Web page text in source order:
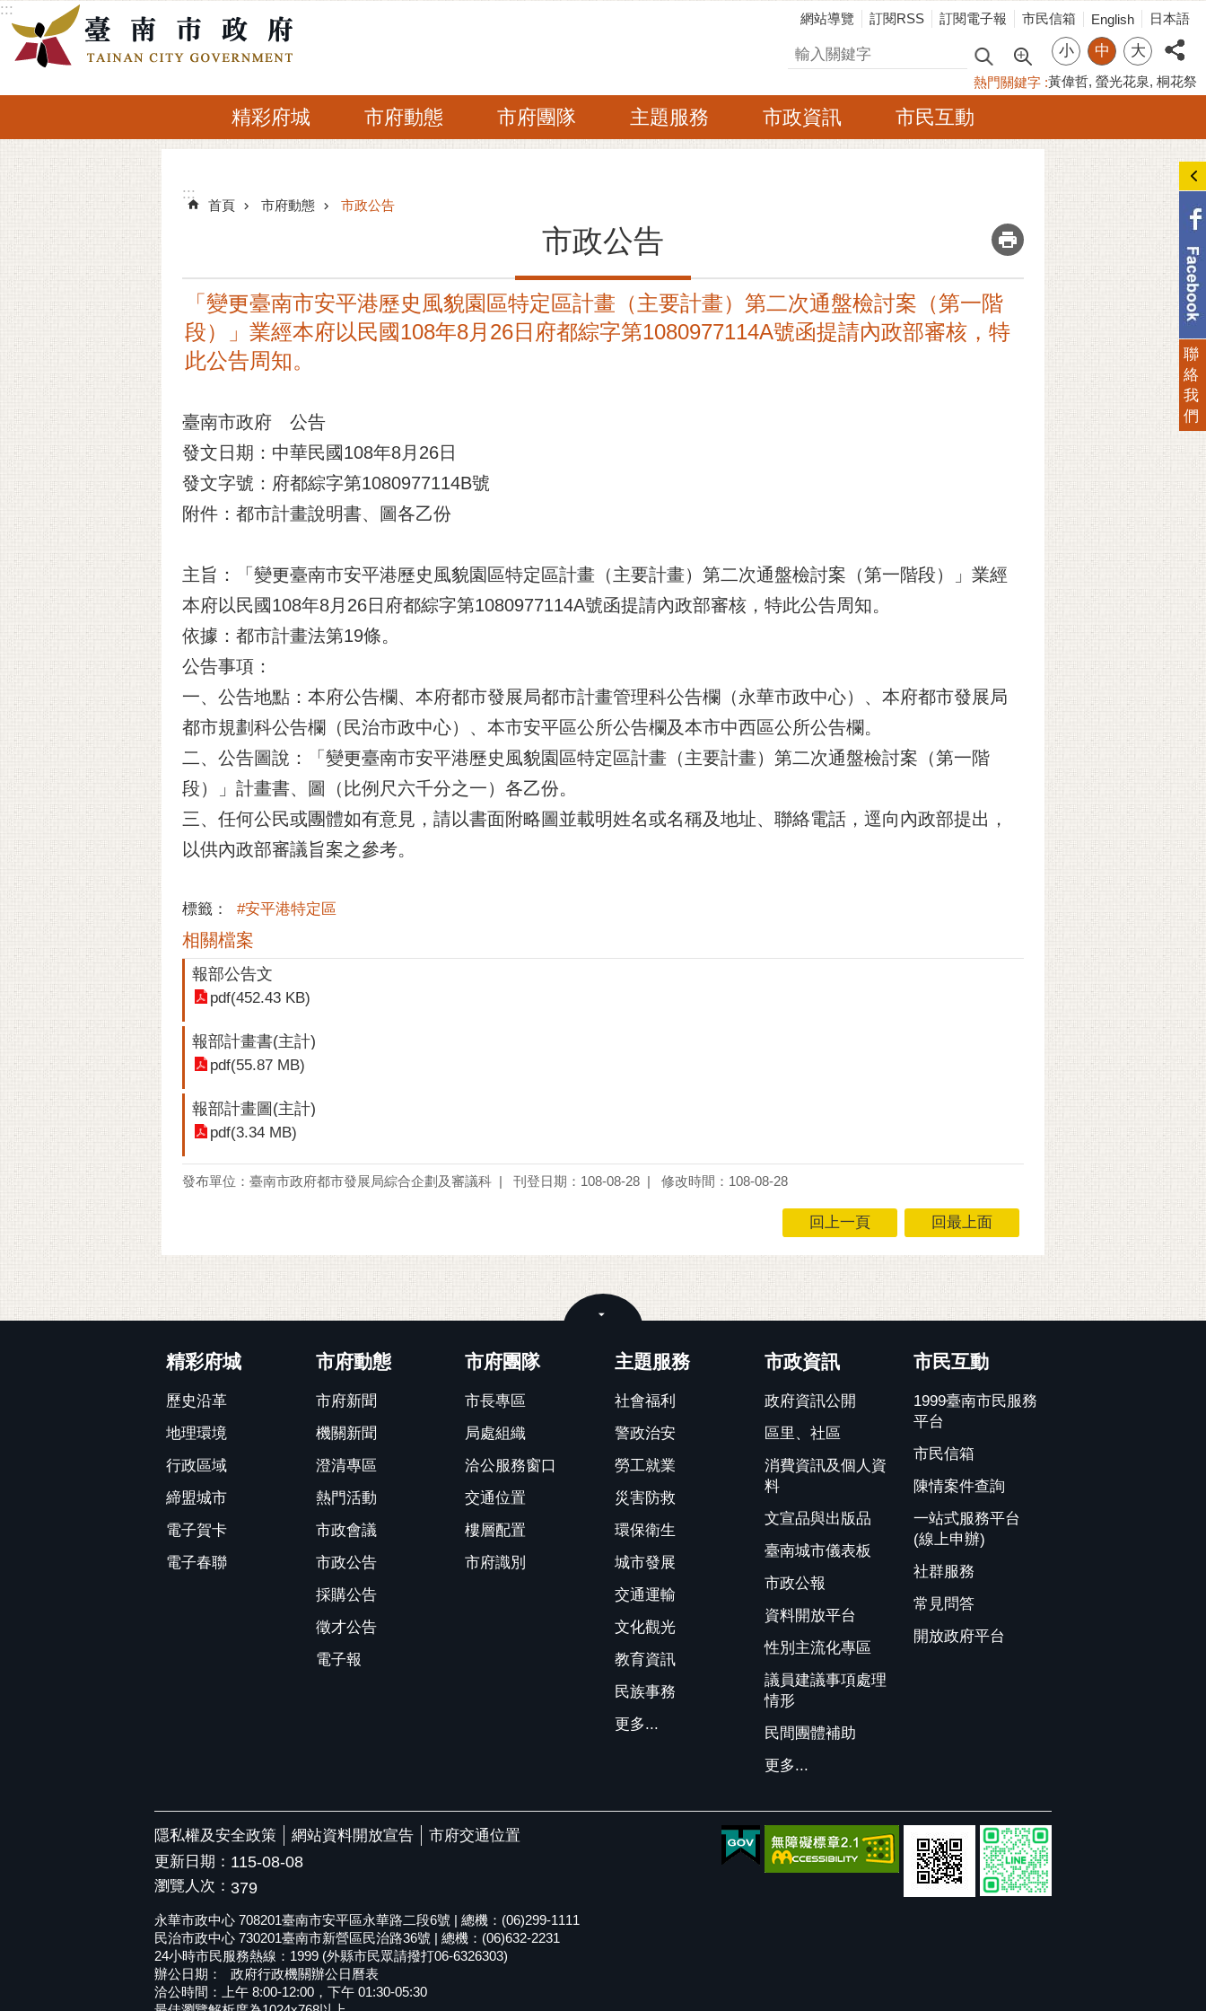
跳到主要內容區塊
:::
網站導覽 訂閱RSS 訂閱電子報 市民信箱 English 日本語
搜尋 小 中 大
熱門關鍵字 黃偉哲 螢光花泉 桐花祭
精彩府城 市府動態 市府團隊 主題服務 市政資訊 市民互動
:::
:::
首頁 市府動態 市政公告
市政公告 _
「變更臺南市安平港歷史風貌園區特定區計畫（主要計畫）第二次通盤檢討案（第一階
段）」業經本府以民國108年8月26日府都綜字第1080977114A號函提請內政部審核，特
此公告周知。
臺南市政府 公告
發文日期：中華民國108年8月26日
發文字號：府都綜字第1080977114B號
附件：都市計畫說明書、圖各乙份
主旨：「變更臺南市安平港歷史風貌園區特定區計畫（主要計畫）第二次通盤檢討案（第一階段）」業經
本府以民國108年8月26日府都綜字第1080977114A號函提請內政部審核，特此公告周知。
依據：都市計畫法第19條。
公告事項：
一、公告地點：本府公告欄、本府都市發展局都市計畫管理科公告欄（永華市政中心）、本府都市發展局
都市規劃科公告欄（民治市政中心）、本市安平區公所公告欄及本市中西區公所公告欄。
二、公告圖說：「變更臺南市安平港歷史風貌園區特定區計畫（主要計畫）第二次通盤檢討案（第一階
段）」計畫書、圖（比例尺六千分之一）各乙份。
三、任何公民或團體如有意見，請以書面附略圖並載明姓名或名稱及地址、聯絡電話，逕向內政部提出，
以供內政部審議旨案之參考。
標籤： #安平港特定區
相關檔案
報部公告文
pdf(452.43 KB)
報部計畫書(主計)
pdf(55.87 MB)
報部計畫圖(主計)
pdf(3.34 MB)
發布單位：臺南市政府都市發展局綜合企劃及審議科 刊登日期：108-08-28 修改時間：108-08-28
回上一頁 回最上面
精彩府城
歷史沿革
地理環境
行政區域
締盟城市
電子賀卡
電子春聯
市府動態
市府新聞
機關新聞
澄清專區
熱門活動
市政會議
市政公告
採購公告
徵才公告
電子報
市府團隊
市長專區
局處組織
洽公服務窗口
交通位置
樓層配置
市府識別
主題服務
社會福利
警政治安
勞工就業
災害防救
環保衛生
城市發展
交通運輸
文化觀光
教育資訊
民族事務
更多...
市政資訊
政府資訊公開
區里、社區
消費資訊及個人資
料
文宣品與出版品
臺南城市儀表板
市政公報
資料開放平台
性別主流化專區
議員建議事項處理
情形
民間團體補助
更多...
市民互動
1999臺南市民服務
平台
市民信箱
陳情案件查詢
一站式服務平台
(線上申辦)
社群服務
常見問答
開放政府平台
隱私權及安全政策 網站資料開放宣告
市府交通位置
更新日期： 115-08-08
瀏覽人次： 379
永華市政中心 708201臺南市安平區永華路二段6號 | 總機：(06)299-1111
民治市政中心 730201臺南市新營區民治路36號 | 總機：(06)632-2231
24小時市民服務熱線：1999 (外縣市民眾請撥打06-6326303)
辦公日期：
政府行政機關辦公日曆表
洽公時間：上午 8:00-12:00，下午 01:30-05:30
聯
絡
我
們